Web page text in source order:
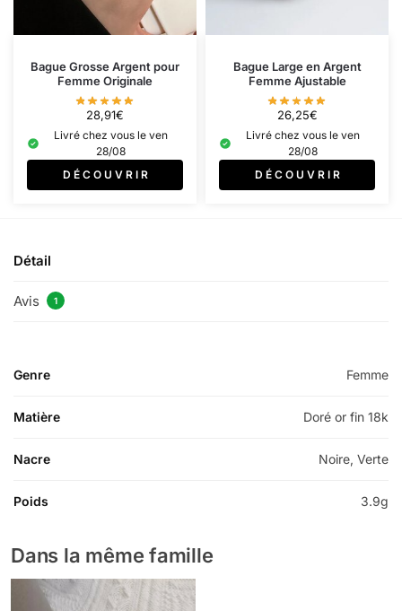
Bague Grosse Argent pour
Femme Originale
28,91€
Livré chez vous le ven
28/08
D É C O U V R I R
Bague Large en Argent
Femme Ajustable
26,25€
Livré chez vous le ven
28/08
D É C O U V R I R
Détail
Avis 1
Genre Femme
Matière Doré or fin 18k
Nacre Noire, Verte
Poids 3.9g
Dans la même famille